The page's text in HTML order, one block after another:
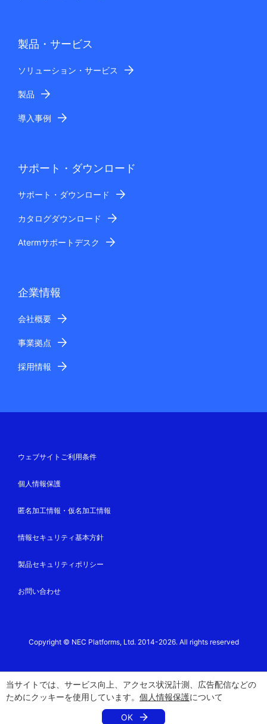
当サイトでは、サービス向上、アクセス状況計測、広告配信などの
ためにクッキーを使用しています。 個人情報保護について
OK
製品・サービス
ソリューション・サービス
製品
導入事例
サポート・ダウンロード
サポート・ダウンロード
カタログダウンロード
Atermサポートデスク
企業情報
会社概要
事業拠点
採用情報
ウェブサイトご利用条件
個人情報保護
匿名加工情報・仮名加工情報
情報セキュリティ基本方針
製品セキュリティポリシー
お問い合わせ
Copyright © NEC Platforms, Ltd. 2014-2026. All rights reserved